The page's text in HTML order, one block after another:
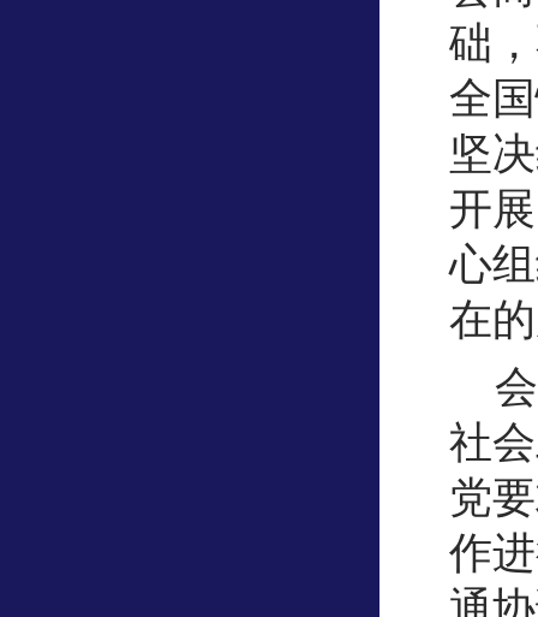
础
全
坚
开
心
在
社
党
作